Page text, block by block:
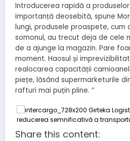
Introducerea rapidă a
importanță deosebită, spune
lungi, produsele proaspete, cum
somonul, au trecut deja de cele
de a ajunge la magazin. Pare
moment. Haosul și
realocarea capacității
piețe, lăsând supermarketurile
rafturi mai puțin pline. ”
Share this content: